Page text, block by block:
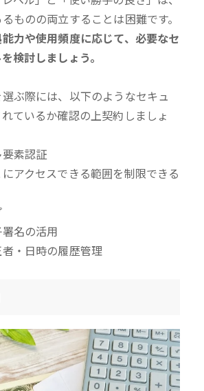
ものの両立することは困難です。
力や使用頻度に応じて、必要なセ
検討しましょう。
ぶ際には、以下のようなセキュ
ているか確認の上契約しましょ
素認証
アクセスできる範囲を制限できる
名の活用
・日時の履歴管理